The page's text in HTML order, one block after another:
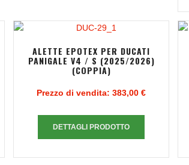
ALETTE EPOTEX PER DUCATI
PANIGALE V4 / S (2025/2026)
(COPPIA)
Prezzo di vendita:383,00 €
DETTAGLI PRODOTTO